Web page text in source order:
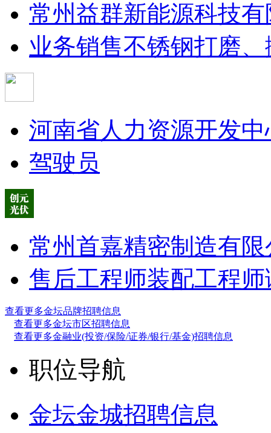
常州益群新能源科技
业务销售不锈钢打磨、
河南省人力资源开发
驾驶员
常州首嘉精密制造有限
售后工程师装配工程师
查看更多金坛品牌招聘信息
查看更多金坛市区招聘信息
查看更多金融业(投资/保险/证券/银行/基金)招聘信息
职位导航
金坛金城招聘信息